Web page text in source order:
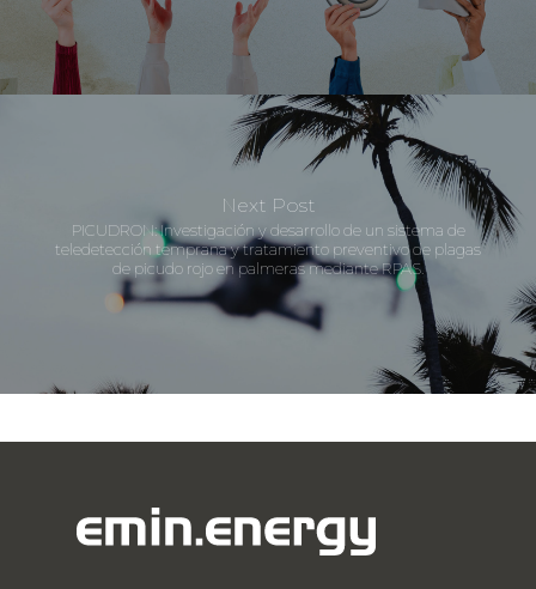
Next Post
PICUDRON: Investigación y desarrollo de un sistema de
teledetección temprana y tratamiento preventivo de plagas
de picudo rojo en palmeras mediante RPAS.